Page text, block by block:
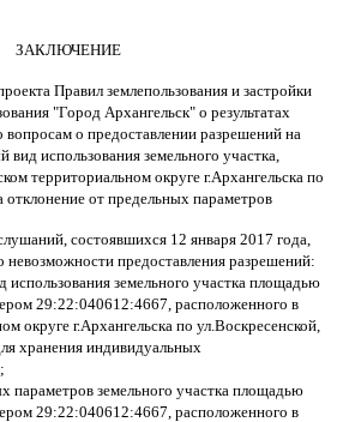
ЗАКЛЮЧЕНИЕ
Правил землепользования и застройки
"Город Архангельск" о результатах
о предоставлении разрешений на
вид использования земельного участка,
территориальном округе г.Архангельска по
отклонение от предельных параметров
состоявшихся 12 января 2017 года,
невозможности предоставления разрешений:
земельного участка площадью
29:22:040612:4667, расположенного в
округе г.Архангельска по ул.Воскресенской,
хранения индивидуальных
параметров земельного участка площадью
29:22:040612:4667, расположенного в